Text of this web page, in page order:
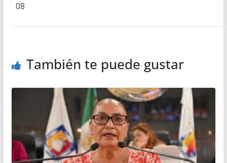
08
También te puede gustar